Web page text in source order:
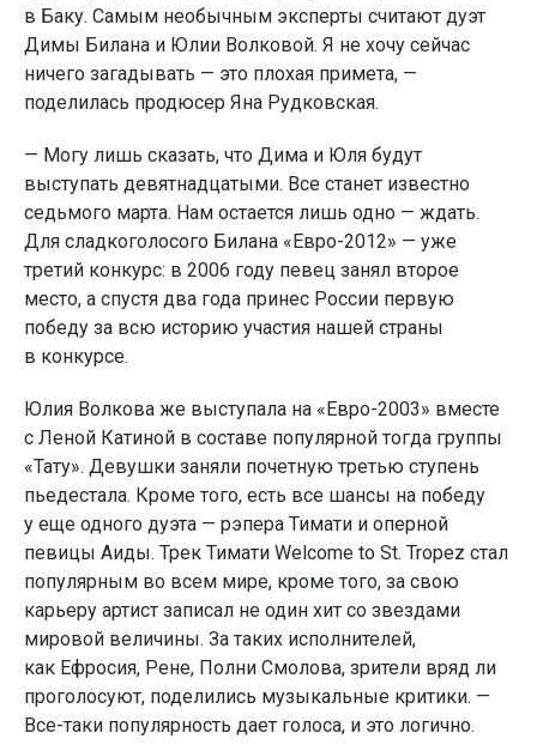
в Баку. Самым необычным эксперты считают дуэт
Димы Билана и Юлии Волковой. Я не хочу сейчас
ничего загадывать — это плохая примета, —
поделилась продюсер Яна Рудковская.
— Могу лишь сказать, что Дима и Юля будут
выступать девятнадцатыми. Все станет известно
седьмого марта. Нам остается лишь одно — ждать.
Для сладкоголосого Билана «Евро-2012» — уже
третий конкурс: в 2006 году певец занял второе
место, а спустя два года принес России первую
победу за всю историю участия нашей страны
в конкурсе.
Юлия Волкова же выступала на «Евро-2003» вместе
с Леной Катиной в составе популярной тогда группы
«Тату». Девушки заняли почетную третью ступень
пьедестала. Кроме того, есть все шансы на победу
у еще одного дуэта — рэпера Тимати и оперной
певицы Аиды. Трек Тимати Welcome to St. Tropez стал
популярным во всем мире, кроме того, за свою
карьеру артист записал не один хит со звездами
мировой величины. За таких исполнителей,
как Ефросия, Рене, Полни Смолова, зрители вряд ли
проголосуют, поделились музыкальные критики. —
Все-таки популярность дает голоса, и это логично.